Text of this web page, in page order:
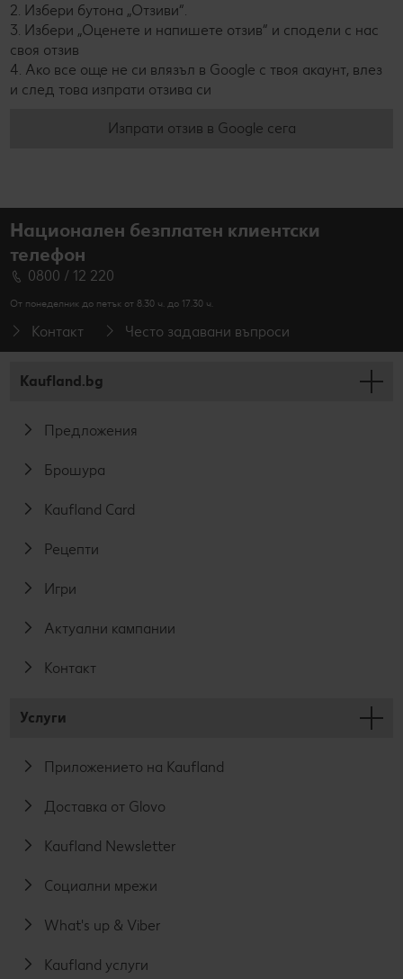
2. Избери бутона „Отзиви“.
3. Избери „Оценете и напишете отзив“ и сподели с нас
своя отзив
4. Ако все още не си влязъл в Google с твоя акаунт, влез
и след това изпрати отзива си
Изпрати отзив в Google сега
Национален безплатен клиентски
телефон
0800 / 12 220
От понеделник до петък от 8.30 ч. до 17.30 ч.
Контакт Често задавани въпроси
Kaufland.bg
Предложения
Брошура
Kaufland Card
Рецепти
Игри
Актуални кампании
Контакт
Услуги
Приложението на Kaufland
Доставка от Glovo
Kaufland Newsletter
Социални мрежи
What's up & Viber
Kaufland услуги